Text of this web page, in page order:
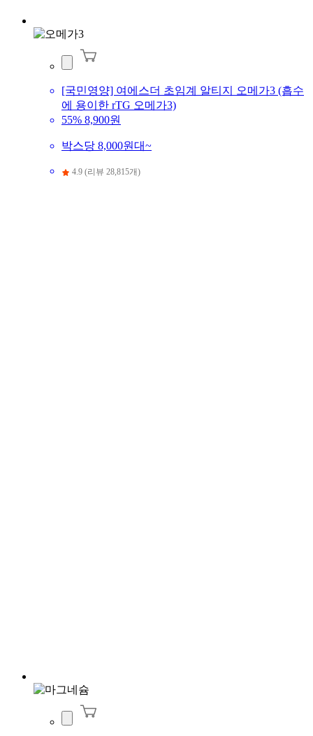
[국민영양] 여에스더 초임계 알티지 오메가3 (흡수
에 용이한 rTG 오메가3)
55% 8,900원
박스당 8,000원대~
4.9 (리뷰 28,815개)